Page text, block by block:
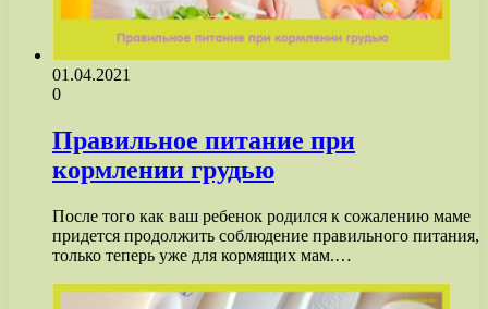
01.04.2021
0
Правильное питание при
кормлении грудью
После того как ваш ребенок родился к сожалению маме
придется продолжить соблюдение правильного питания,
только теперь уже для кормящих мам.…